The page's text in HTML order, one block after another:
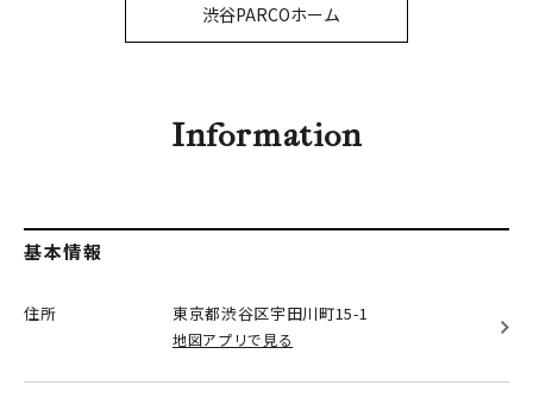
渋谷PARCOホーム
Information
基本情報
住所 東京都渋谷区宇田川町15-1
地図アプリで見る